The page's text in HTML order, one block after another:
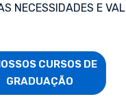
NECESSIDADES E
CURSOS DE
                    GRADUAÇÃO